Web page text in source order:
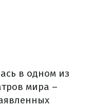
в одном из
мира –